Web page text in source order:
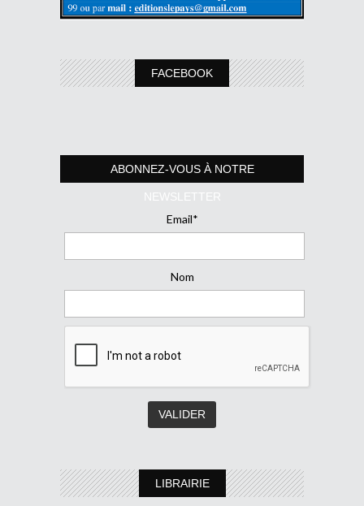
FACEBOOK
ABONNEZ-VOUS À NOTRE
NEWSLETTER
Email*
Nom
LIBRAIRIE